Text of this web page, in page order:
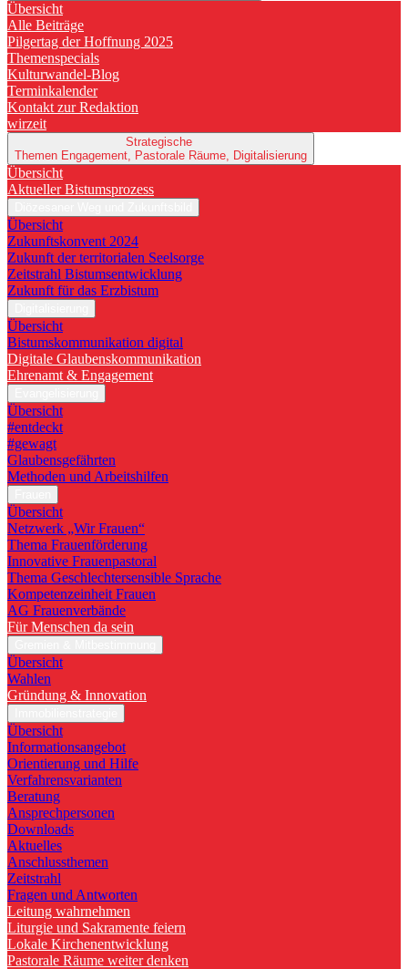
Übersicht
Alle Beiträge
Pilgertag der Hoffnung 2025
Themenspecials
Kulturwandel-Blog
Terminkalender
Kontakt zur Redaktion
wirzeit
Strategische
Themen Engagement, Pastorale Räume, Digitalisierung
Übersicht
Aktueller Bistumsprozess
Übersicht
Zukunftskonvent 2024
Zukunft der territorialen Seelsorge
Zeitstrahl Bistumsentwicklung
Zukunft für das Erzbistum
Übersicht
Bistumskommunikation digital
Digitale Glaubenskommunikation
Ehrenamt & Engagement
Übersicht
#entdeckt
#gewagt
Glaubensgefährten
Methoden und Arbeitshilfen
Übersicht
Netzwerk „Wir Frauen“
Thema Frauenförderung
Innovative Frauenpastoral
Thema Geschlechtersensible Sprache
Kompetenzeinheit Frauen
AG Frauenverbände
Für Menschen da sein
Übersicht
Wahlen
Gründung & Innovation
Übersicht
Informationsangebot
Orientierung und Hilfe
Verfahrensvarianten
Beratung
Ansprechpersonen
Downloads
Aktuelles
Anschlussthemen
Zeitstrahl
Fragen und Antworten
Leitung wahrnehmen
Liturgie und Sakramente feiern
Lokale Kirchenentwicklung
Pastorale Räume weiter denken